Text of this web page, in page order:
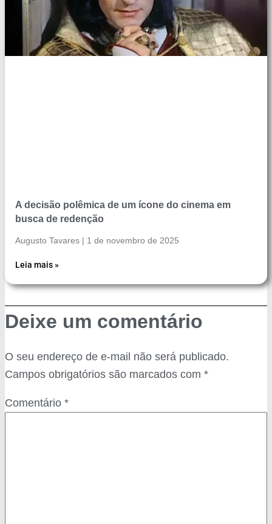
A decisão polêmica de um ícone do cinema em
busca de redenção
Augusto Tavares 1 de novembro de 2025
Leia mais »
Deixe um comentário
O seu endereço de e-mail não será publicado.
Campos obrigatórios são marcados com *
Comentário *